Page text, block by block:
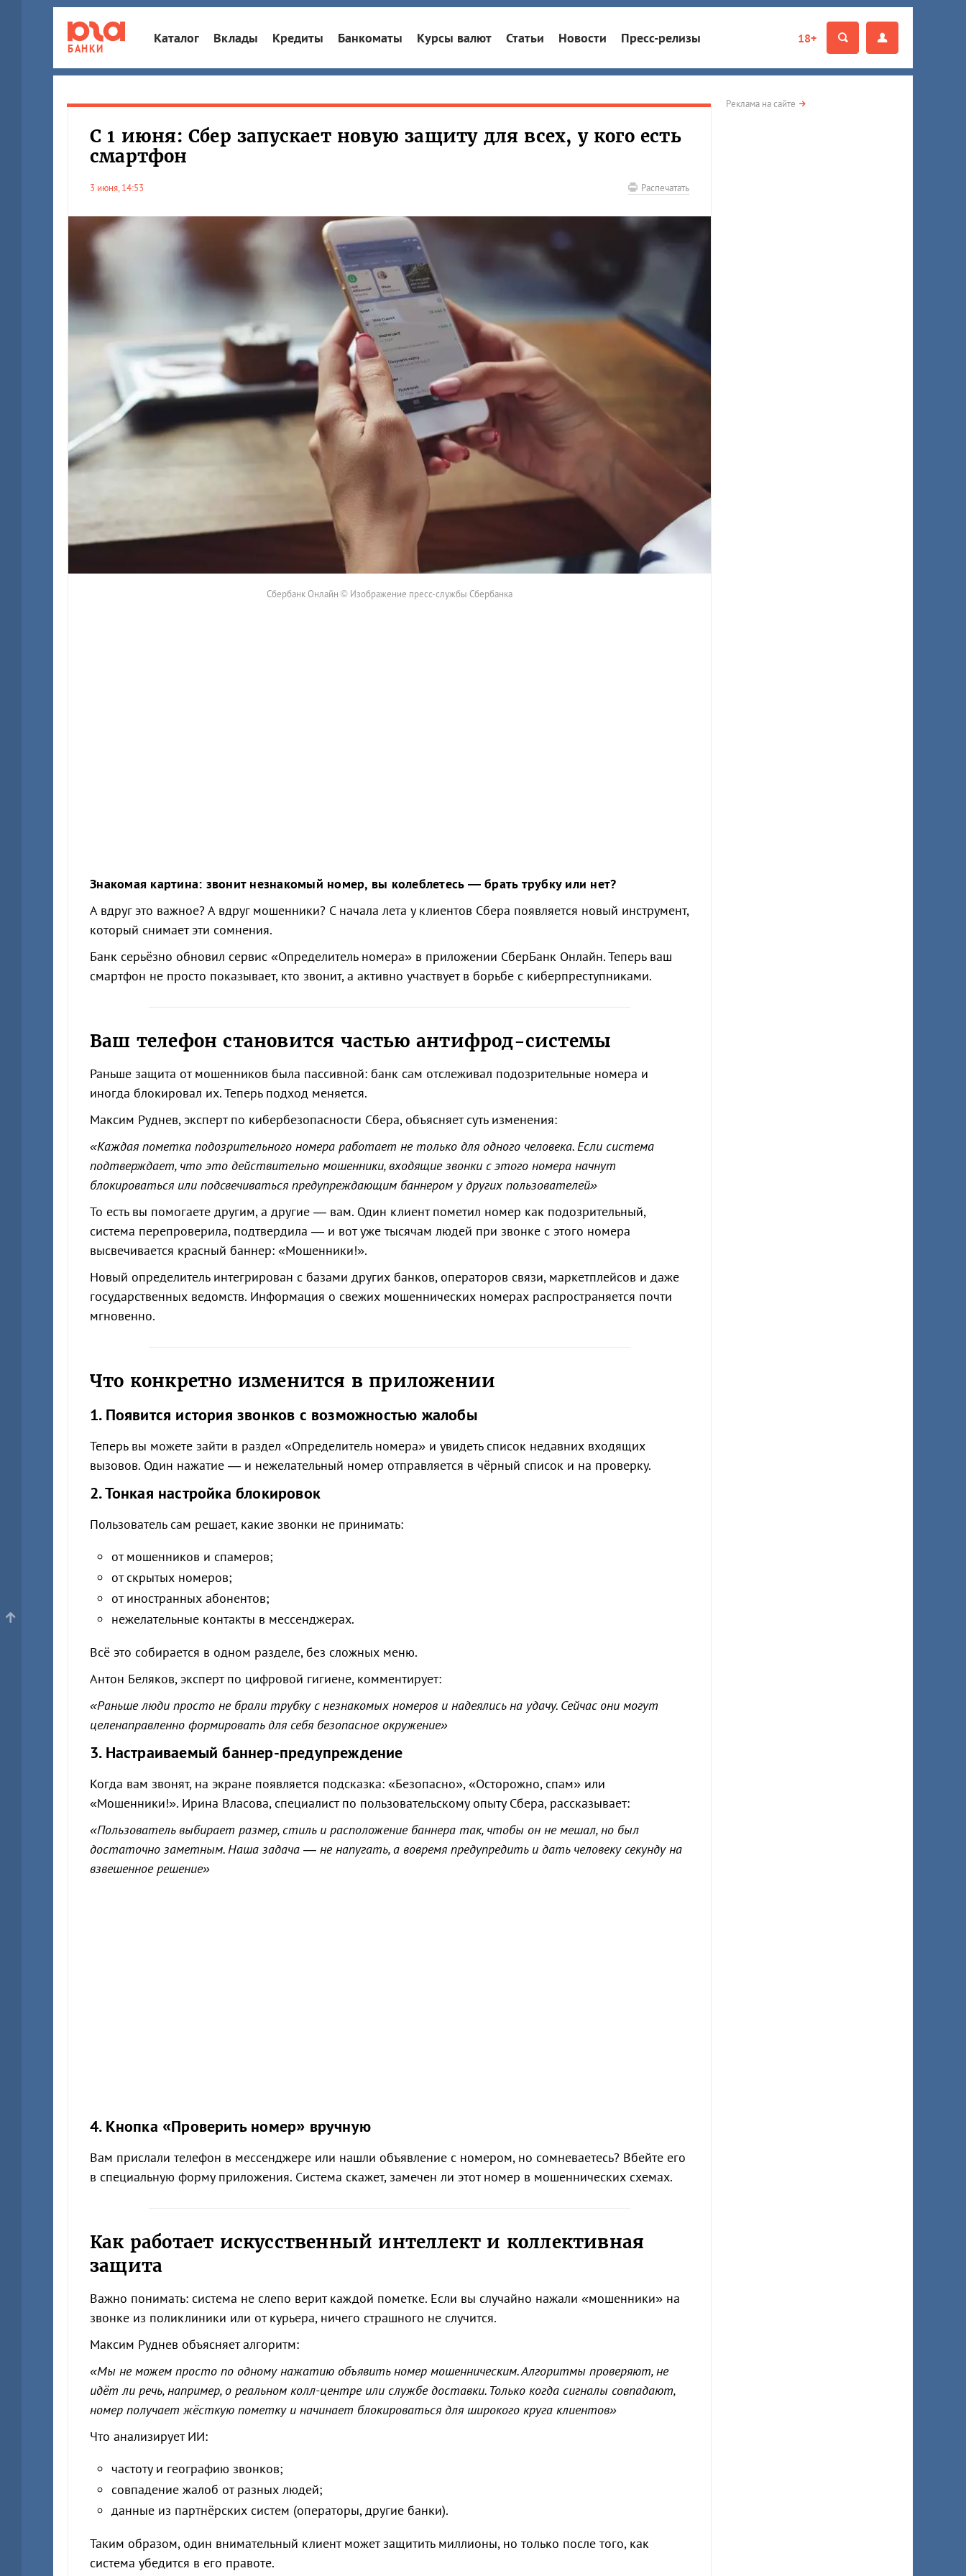
БАНКИ
18+
Каталог Вклады Кредиты Банкоматы Курсы валют Статьи Новости Пресс-релизы
С 1 июня: Сбер запускает новую защиту для всех, у кого есть
смартфон
3 июня, 14:53 Распечатать
Сбербанк Онлайн © Изображение пресс-службы Сбербанка
Знакомая картина: звонит незнакомый номер, вы колеблетесь — брать трубку или нет?
А вдруг это важное? А вдруг мошенники? С начала лета у клиентов Сбера появляется новый инструмент,
который снимает эти сомнения.
Банк серьёзно обновил сервис «Определитель номера» в приложении СберБанк Онлайн. Теперь ваш
смартфон не просто показывает, кто звонит, а активно участвует в борьбе с киберпреступниками.
Ваш телефон становится частью антифрод-системы
Раньше защита от мошенников была пассивной: банк сам отслеживал подозрительные номера и
иногда блокировал их. Теперь подход меняется.
Максим Руднев, эксперт по кибербезопасности Сбера, объясняет суть изменения:
«Каждая пометка подозрительного номера работает не только для одного человека. Если система
подтверждает, что это действительно мошенники, входящие звонки с этого номера начнут
блокироваться или подсвечиваться предупреждающим баннером у других пользователей»
То есть вы помогаете другим, а другие — вам. Один клиент пометил номер как подозрительный,
система перепроверила, подтвердила — и вот уже тысячам людей при звонке с этого номера
высвечивается красный баннер: «Мошенники!».
Новый определитель интегрирован с базами других банков, операторов связи, маркетплейсов и даже
государственных ведомств. Информация о свежих мошеннических номерах распространяется почти
мгновенно.
Что конкретно изменится в приложении
1. Появится история звонков с возможностью жалобы
Теперь вы можете зайти в раздел «Определитель номера» и увидеть список недавних входящих
вызовов. Один нажатие — и нежелательный номер отправляется в чёрный список и на проверку.
2. Тонкая настройка блокировок
Пользователь сам решает, какие звонки не принимать:
от мошенников и спамеров;
от скрытых номеров;
от иностранных абонентов;
нежелательные контакты в мессенджерах.
Всё это собирается в одном разделе, без сложных меню.
Антон Беляков, эксперт по цифровой гигиене, комментирует:
«Раньше люди просто не брали трубку с незнакомых номеров и надеялись на удачу. Сейчас они могут
целенаправленно формировать для себя безопасное окружение»
3. Настраиваемый баннер-предупреждение
Когда вам звонят, на экране появляется подсказка: «Безопасно», «Осторожно, спам» или
«Мошенники!». Ирина Власова, специалист по пользовательскому опыту Сбера, рассказывает:
«Пользователь выбирает размер, стиль и расположение баннера так, чтобы он не мешал, но был
достаточно заметным. Наша задача — не напугать, а вовремя предупредить и дать человеку секунду на
взвешенное решение»
4. Кнопка «Проверить номер» вручную
Вам прислали телефон в мессенджере или нашли объявление с номером, но сомневаетесь? Вбейте его
в специальную форму приложения. Система скажет, замечен ли этот номер в мошеннических схемах.
Как работает искусственный интеллект и коллективная
защита
Важно понимать: система не слепо верит каждой пометке. Если вы случайно нажали «мошенники» на
звонке из поликлиники или от курьера, ничего страшного не случится.
Максим Руднев объясняет алгоритм:
«Мы не можем просто по одному нажатию объявить номер мошенническим. Алгоритмы проверяют, не
идёт ли речь, например, о реальном колл-центре или службе доставки. Только когда сигналы совпадают,
номер получает жёсткую пометку и начинает блокироваться для широкого круга клиентов»
Что анализирует ИИ:
частоту и географию звонков;
совпадение жалоб от разных людей;
данные из партнёрских систем (операторы, другие банки).
Таким образом, один внимательный клиент может защитить миллионы, но только после того, как
система убедится в его правоте.
Реклама на сайте